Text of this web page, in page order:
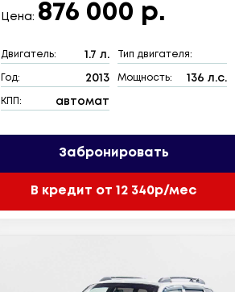
Цена: 876 000 р.
Двигатель: 1.7 л. Тип двигателя:
Год: 2013 Мощность: 136 л.с.
КПП: автомат
Забронировать
В кредит от 12 340р/мес